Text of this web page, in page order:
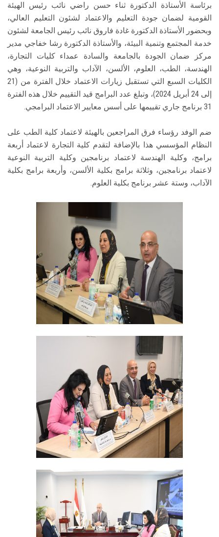
برئاسة الأستاذة الدكتورة ثناء حسن راضي نائب رئيس الهيئة
القومية لضمان جودة التعليم والاعتماد لشئون التعليم العالي،
وبحضور الأستاذة الدكتورة غادة فاروق نائب رئيس الجامعة لشئون
خدمة المجتمع وتنمية البيئة، والأستاذة الدكتورة رشا خفاجي مدير
مركز ضمان الجودة بالجامعة والسادة عمداء كليات التجارة،
الهندسة، الطب، العلوم، الألسن، الآداب والتربية النوعية، وهي
الكليات السبع التي تستقبل زيارات الاعتماد خلال الفترة من (21
إلى 24 أبريل 2024)، وتبلغ عدد البرامج قيد التقييم خلال هذه الفترة
31 برنامج جاري تقييمها على أسس معايير الاعتماد البرامجي.
ضم الوفد رؤساء فرق المراجعين بالهيئة لاعتماد كلية الطب على
النظام المؤسسي هذا بالإضافة لتقدم كلية التجارة لاعتماد أربعة
برامج، وكلية الهندسة لاعتماد برنامجين وكلية التربية النوعية
لاعتماد برنامجين، وثلاثة برامج بكلية الألسن، وأربعة برامج بكلية
الآداب، وستة عشر برنامج بكلية العلوم.